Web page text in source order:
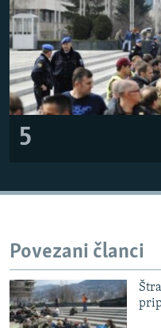
5
Povezani članci